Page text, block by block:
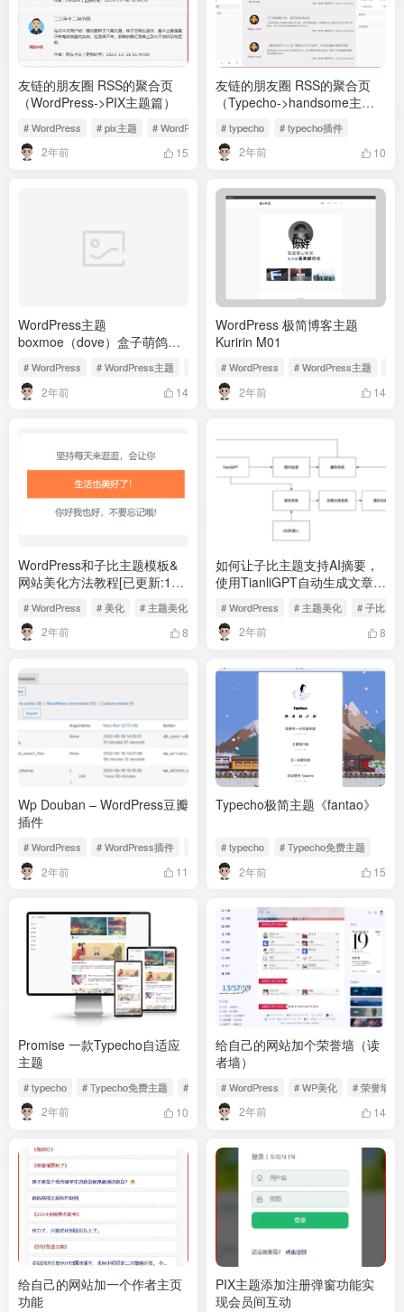
友链的朋友圈 RSS的聚合页
（WordPress->PIX主题篇）
# WordPress # pix主题 # WordPress插件
2年前 15
友链的朋友圈 RSS的聚合页
（Typecho->handsome主题
# typecho # typecho插件
2年前 10
WordPress主题
boxmoe（dove）盒子萌鸽子
版发布V2.0（0708Github已经
更新）
# WordPress # WordPress主题 # boxmoe
2年前 14
WordPress 极简博客主题
Kuririn M01
# WordPress # WordPress主题
2年前 14
WordPress和子比主题模板&
网站美化方法教程[已更新:15
# WordPress # 美化 # 主题美化
2年前 8
如何让子比主题支持AI摘要，
使用TianliGPT自动生成文章的
# WordPress # 主题美化 # 子比主题
2年前 8
Wp Douban – WordPress豆瓣
插件
# WordPress # WordPress插件 # WordPress免费插件
2年前 11
Typecho极简主题《fantao》
# typecho # Typecho免费主题
2年前 15
Promise 一款Typecho自适应
主题
# typecho # Typecho免费主题 # Promise主题
2年前 10
给自己的网站加个荣誉墙（读
者墙）
# WordPress # WP美化 # 荣誉墙
2年前 14
给自己的网站加一个作者主页
功能
PIX主题添加注册弹窗功能实
现会员间互动